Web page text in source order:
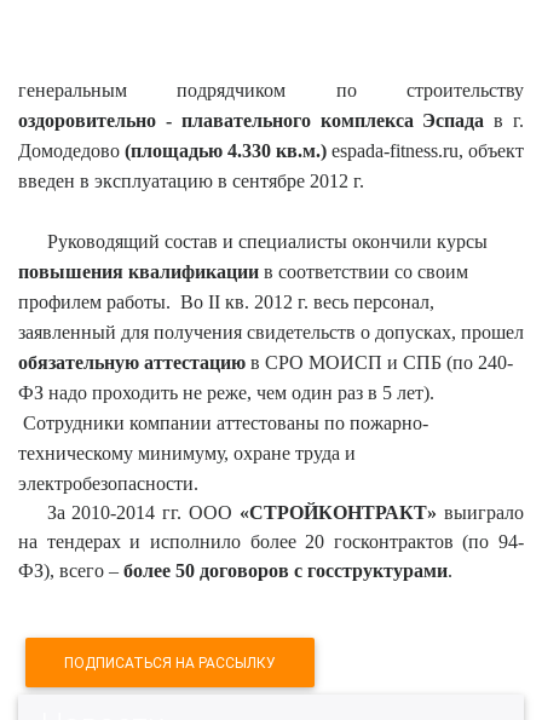
генеральным подрядчиком по строительству
оздоровительно - плавательного комплекса Эспада в г.
Домодедово (площадью 4.330 кв.м.) espada-fitness.ru, объект
введен в эксплуатацию в сентябре 2012 г.
Руководящий состав и специалисты окончили курсы
повышения квалификации в соответствии со своим
профилем работы. Во II кв. 2012 г. весь персонал,
заявленный для получения свидетельств о допусках, прошел
обязательную аттестацию в СРО МОИСП и СПБ (по 240-
ФЗ надо проходить не реже, чем один раз в 5 лет).
Сотрудники компании аттестованы по пожарно-
техническому минимуму, охране труда и
электробезопасности.
За 2010-2014 гг. ООО «СТРОЙКОНТРАКТ» выиграло
на тендерах и исполнило более 20 госконтрактов (по 94-
ФЗ), всего – более 50 договоров с госструктурами.
ПОДПИСАТЬСЯ НА РАССЫЛКУ